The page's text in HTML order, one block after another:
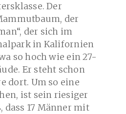
Der
der
der sich im
in Kalifornien
so hoch wie ein 27-
Er steht schon
dort. Um so eine
ist sein riesiger
dass 17 Männer mit